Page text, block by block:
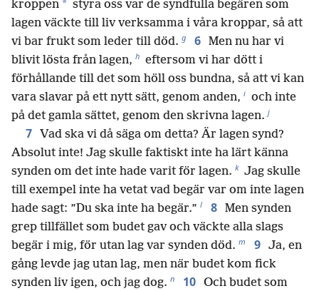
kroppen * styra oss var de syndfulla begären som
lagen väckte till liv verksamma i våra kroppar, så att
vi bar frukt som leder till död. g 6 Men nu har vi
blivit lösta från lagen, h eftersom vi har dött i
förhållande till det som höll oss bundna, så att vi kan
vara slavar på ett nytt sätt, genom anden, i och inte
på det gamla sättet, genom den skrivna lagen. j
7 Vad ska vi då säga om detta? Är lagen synd?
Absolut inte! Jag skulle faktiskt inte ha lärt känna
synden om det inte hade varit för lagen. k Jag skulle
till exempel inte ha vetat vad begär var om inte lagen
hade sagt: ”Du ska inte ha begär.” l 8 Men synden
grep tillfället som budet gav och väckte alla slags
begär i mig, för utan lag var synden död. m 9 Ja, en
gång levde jag utan lag, men när budet kom fick
synden liv igen, och jag dog. n 10 Och budet som